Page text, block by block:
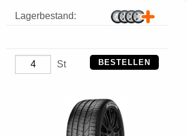
Lagerbestand:
St BESTELLEN